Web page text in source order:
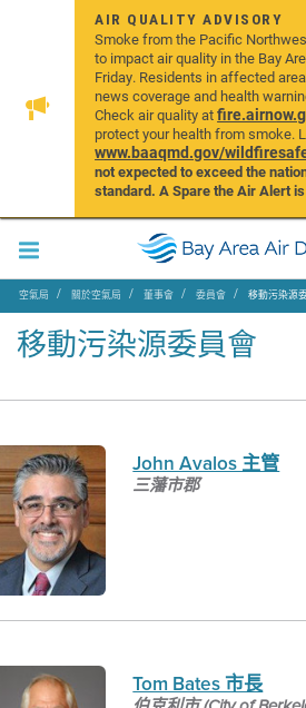
AIR QUALITY ADVISORY
Smoke from the Pacific
to impact air quality in the Bay
Friday. Residents in affected
news coverage and health
Check air quality at
protect your health from smoke.
www.baaqmd.gov/
not expected to exceed the
standard. A Spare the Air Alert
空氣局 關於空氣局 董事會 委員會 移動污染源
移動污染源委員會
John Avalos 主管
三藩市郡
Tom Bates 市長